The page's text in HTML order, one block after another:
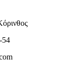
54